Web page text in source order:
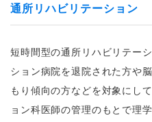
通所リハビリテーション
短時間型の通所リハビリテー
ション病院を退院された方や
もり傾向の方などを対象にし
ョン科医師の管理のもとで理